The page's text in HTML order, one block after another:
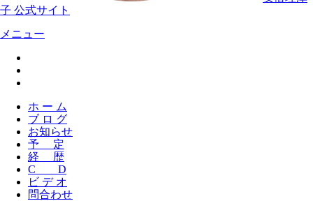
子 公式サイト
メニュー
ホ ー ム
ブ ロ グ
お知らせ
予 定
経 歴
C D
ビ デ オ
問合わせ